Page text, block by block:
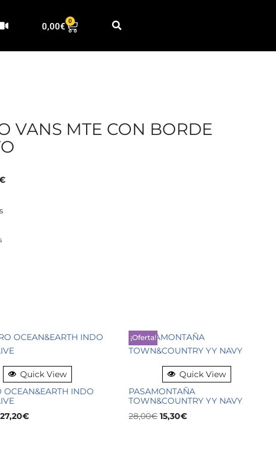
0,00€
0
VANS MTE CON BORDE
Quick View
OCEAN&EARTH INDO
27,20€
¡Oferta!
Quick View
PASAMONTAÑA
TOWN&COUNTRY YY NAVY
28,00€ 15,30€